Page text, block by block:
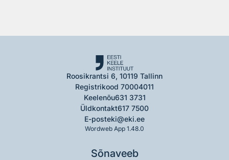
Roosikrantsi 6, 10119 Tallinn
Registrikood 70004011
Keelenõu631 3731
Üldkontakt617 7500
E-posteki@eki.ee
Wordweb App 1.48.0
Sõnaveeb